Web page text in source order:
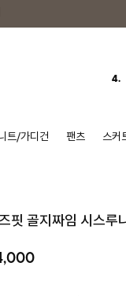
5.
7.
1.
트/가디건 팬츠 스커
핏 골지짜임 시스루